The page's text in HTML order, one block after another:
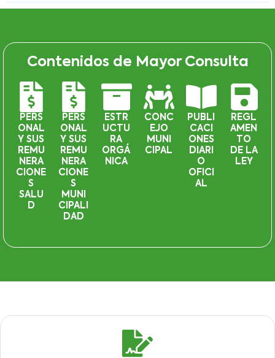
Contenidos de Mayor Consulta
PERS
ONAL
Y SUS
REMU
NERA
CIONE
S
SALU
D
PERS
ONAL
Y SUS
REMU
NERA
CIONE
S
MUNI
CIPALI
DAD
ESTR
UCTU
RA
ORGÁ
NICA
CONC
EJO
MUNI
CIPAL
PUBLI
CACI
ONES
DIARI
O
OFICI
AL
REGL
AMEN
TO
DE LA
LEY